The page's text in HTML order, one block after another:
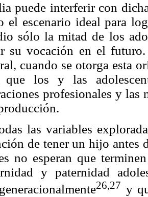
puede interferir con
el escenario ideal para
sólo la mitad de los
su vocación en el
cuando se otorga esta
que los y las
profesionales y las
las variables
de tener un hijo antes
no esperan que
y paternidad
26,27 y